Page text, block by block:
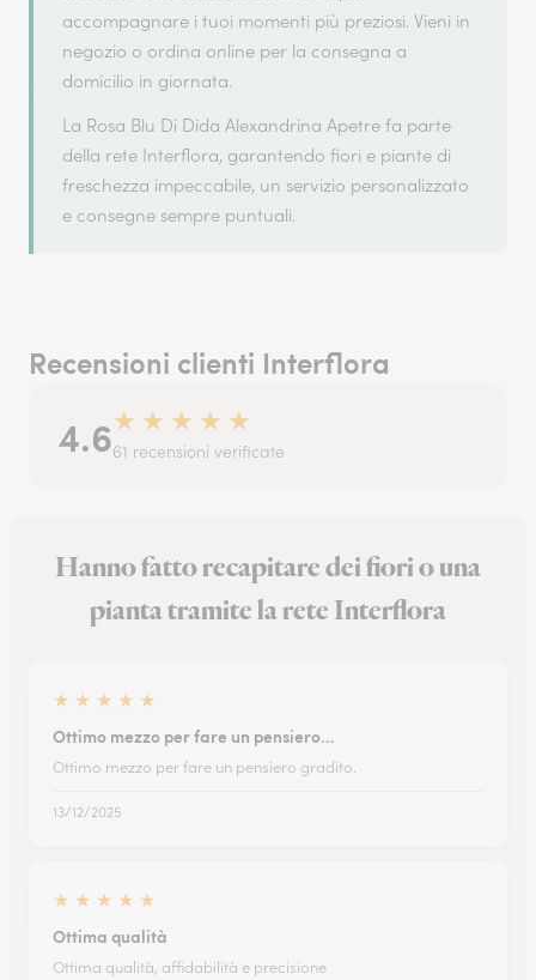
accompagnare i tuoi momenti più preziosi. Vieni in
negozio o ordina online per la consegna a
domicilio in giornata.
La Rosa Blu Di Dida Alexandrina Apetre fa parte
della rete Interflora, garantendo fiori e piante di
freschezza impeccabile, un servizio personalizzato
e consegne sempre puntuali.
Recensioni clienti Interflora
4.6★ ★ ★ ★ ★
61 recensioni verificate
Hanno fatto recapitare dei fiori o una
pianta tramite la rete Interflora
★ ★ ★ ★ ★
Ottimo mezzo per fare un pensiero…
Ottimo mezzo per fare un pensiero gradito.
13/12/2025
★ ★ ★ ★ ★
Ottima qualità
Ottima qualità, affidabilità e precisione